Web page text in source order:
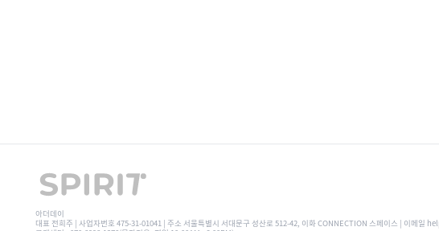
아더데이
대표 전희주 | 사업자번호 475-31-01041 | 주소 서울특별시 서대문구 성산로 512-42, 이화 CONNECTION 스페이스 | 이메일